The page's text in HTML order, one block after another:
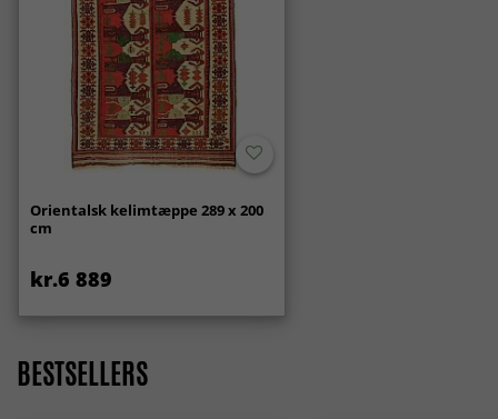
Orientalsk kelimtæppe 289 x 200
cm
kr.6 889
BESTSELLERS